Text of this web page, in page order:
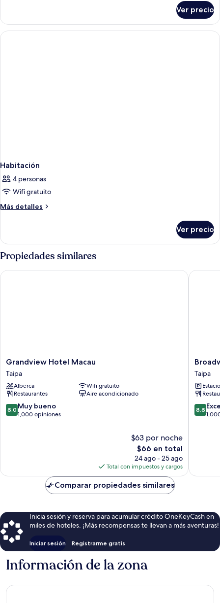
Double
Room
Ver precio
Habitación
4 personas
Wifi gratuito
Más detalles
Más
Ver precio
Propiedades similares
Grandview
Hotel
Macau
Taipa
Grandview Hotel Macau
Taipa
Alberca
Wifi gratuito
Restaurantes
Aire acondicionado
8.0
de
8.0 Muy bueno
1,000 opiniones
$63 por noche
El
precio
actual
es
de
$66
$66 en total
24 ago - 25 ago
Total con impuestos y cargos
Grandview Hotel Macau
Hotel
Taipa
Taipa
8.8
de
8.8
Comparar propiedades similares
Inicia sesión y reserva para acumular crédito OneKeyCash en
miles de hoteles. ¡Más recompensas te llevan a más aventuras!
Iniciar sesión Registrarme gratis
Información de la zona